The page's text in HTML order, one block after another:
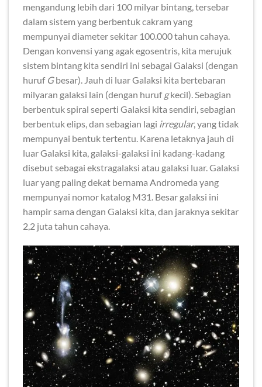
mengandung lebih dari 100 milyar bintang, tersebar
dalam sistem yang berbentuk cakram yang
mempunyai diameter sekitar 100.000 tahun cahaya.
Dengan konvensi yang agak egosentris, kita merujuk
sistem bintang kita sendiri ini sebagai Galaksi (dengan
huruf Gbesar). Jauh di luar Galaksi kita bertebaran
milyaran galaksi lain (dengan hurufgkecil). Sebagian
berbentuk spiral seperti Galaksi kita sendiri, sebagian
berbentuk elips, dan sebagian lagi irregular, yang tidak
mempunyai bentuk tertentu. Karena letaknya jauh di
luar Galaksi kita, galaksi-galaksi ini kadang-kadang
disebut sebagai ekstragalaksi atau galaksi luar. Galaksi
luar yang paling dekat bernama Andromeda yang
mempunyai nomor katalog M31. Besar galaksi ini
hampir sama dengan Galaksi kita, dan jaraknya sekitar
2,2 juta tahun cahaya.